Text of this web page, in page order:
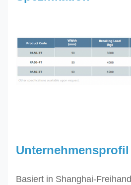
Unternehmensprofil
Basiert in Shanghai-